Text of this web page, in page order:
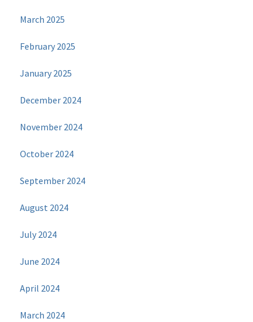
March 2025
February 2025
January 2025
December 2024
November 2024
October 2024
September 2024
August 2024
July 2024
June 2024
April 2024
March 2024